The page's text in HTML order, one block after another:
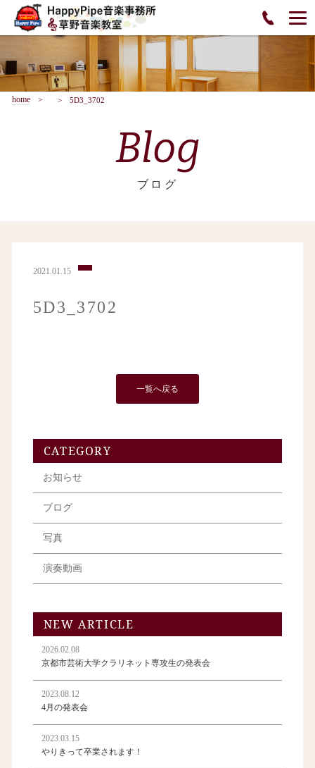
home 5D3_3702
Blog
ブログ
2021.01.15
5D3_3702
一覧へ戻る
CATEGORY
お知らせ
ブログ
写真
演奏動画
NEW ARTICLE
2026.02.08
京都市芸術大学クラリネット専攻生の発表会
2023.08.12
4月の発表会
2023.03.15
やりきって卒業されます！